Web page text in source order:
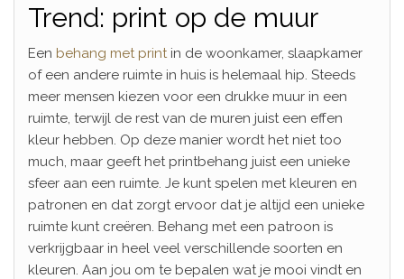
Trend: print op de muur
Een behang met printin de woonkamer, slaapkamer
of een andere ruimte in huis is helemaal hip. Steeds
meer mensen kiezen voor een drukke muur in een
ruimte, terwijl de rest van de muren juist een effen
kleur hebben. Op deze manier wordt het niet too
much, maar geeft het printbehang juist een unieke
sfeer aan een ruimte. Je kunt spelen met kleuren en
patronen en dat zorgt ervoor dat je altijd een unieke
ruimte kunt creëren. Behang met een patroon is
verkrijgbaar in heel veel verschillende soorten en
kleuren. Aan jou om te bepalen wat je mooi vindt en